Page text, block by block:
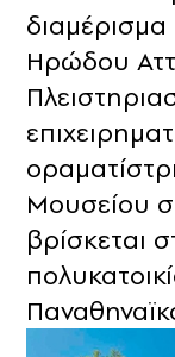
διαμέρισμα
Ηρώδου
Μουσείου
βρίσκεται